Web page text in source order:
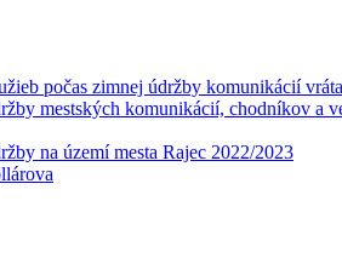
počas zimnej údržby komunikácií
mestských komunikácií, chodníkov a
na území mesta Rajec 2022/2023